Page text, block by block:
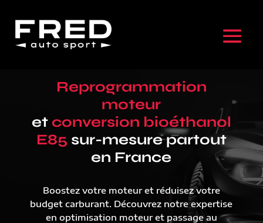
Reprogrammation
moteur
et conversion bioéthanol
E85 sur-mesure partout
en France
Boostez votre moteur et réduisez votre
budget carburant. Découvrez notre expertise
en optimisation moteur et passage au